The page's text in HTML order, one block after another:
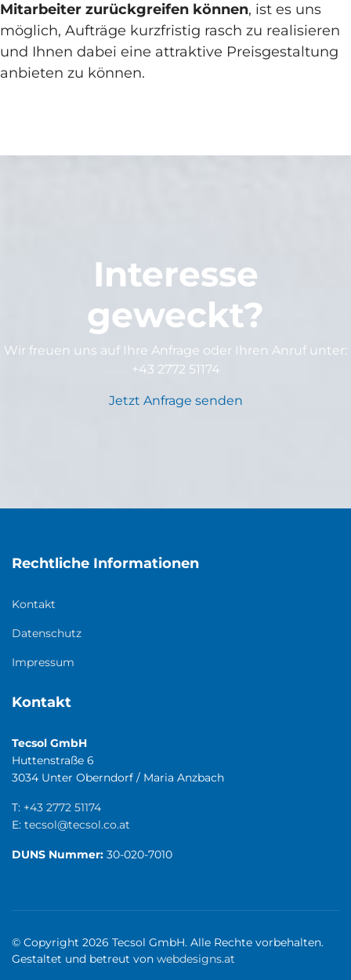
Mitarbeiter zurückgreifen können, ist es uns
möglich, Aufträge kurzfristig rasch zu realisieren
und Ihnen dabei eine attraktive Preisgestaltung
anbieten zu können.
Interesse
geweckt?
Wir freuen uns auf Ihre Anfrage oder Ihren Anruf unter:
+43 2772 51174
Jetzt Anfrage senden
Rechtliche Informationen
Kontakt
Datenschutz
Impressum
Kontakt
Tecsol GmbH
Huttenstraße 6
3034 Unter Oberndorf / Maria Anzbach
T: +43 2772 51174
E: tecsol@tecsol.co.at
DUNS Nummer: 30-020-7010
© Copyright 2026 Tecsol GmbH. Alle Rechte vorbehalten.
Gestaltet und betreut von webdesigns.at